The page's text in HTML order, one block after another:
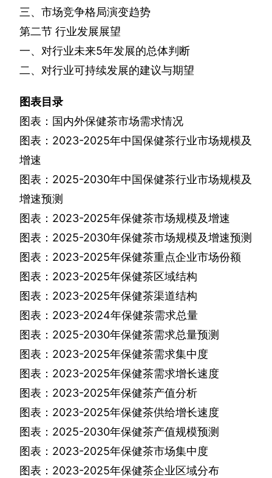
三、市场竞争格局演变趋势
第二节 行业发展展望
一、对行业未来5年发展的总体判断
二、对行业可持续发展的建议与期望
图表目录
图表：国内外保健茶市场需求情况
图表： 2023-2025年中国保健茶行业市场规模及
增速
图表： 2025-2030年中国保健茶行业市场规模及
增速预测
图表： 2023-2025年保健茶市场规模及增速
图表： 2025-2030年保健茶市场规模及增速预测
图表： 2023-2025年保健茶重点企业市场份额
图表： 2023-2025年保健茶区域结构
图表： 2023-2025年保健茶渠道结构
图表： 2023-2024年保健茶需求总量
图表： 2025-2030年保健茶需求总量预测
图表： 2023-2025年保健茶需求集中度
图表： 2023-2025年保健茶需求增长速度
图表： 2023-2025年保健茶产值分析
图表： 2023-2025年保健茶供给增长速度
图表： 2025-2030年保健茶产值规模预测
图表： 2023-2025年保健茶市场集中度
图表： 2023-2025年保健茶企业区域分布